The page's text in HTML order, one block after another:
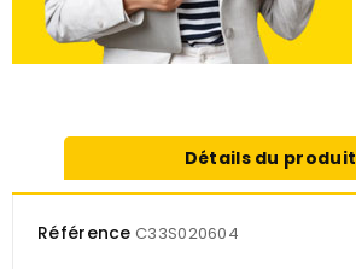
Détails du produit
Référence C33S020604